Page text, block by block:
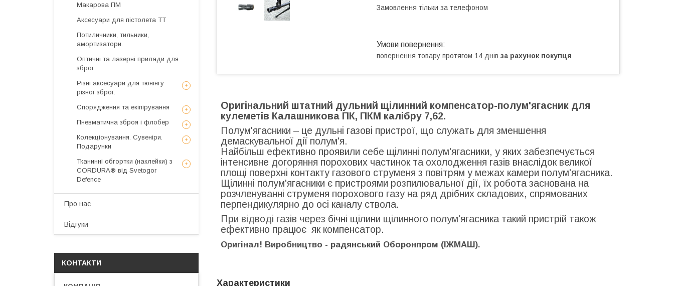
Замовлення тільки за телефоном
повернення товару протягом 14 днів за рахунок покупця
Оригінальний штатний дульний щілинний компенсатор-полум'ягасник для
кулеметів Калашникова ПК, ПКМ калібру 7,62.
Полум'ягасники – це дульні газові пристрої, що служать для зменшення
демаскувальної дії полум'я.
Найбільш ефективно проявили себе щілинні полум'ягасники, у яких забезпечується
інтенсивне догоряння порохових частинок та охолодження газів внаслідок великої
площі поверхні контакту газового струменя з повітрям у межах камери полум'ягасника.
Щілинні полум'ягасники є пристроями розпилювальної дії, їх робота заснована на
розчленуванні струменя порохового газу на ряд дрібних складових, спрямованих
перпендикулярно до осі каналу ствола.
При відводі газів через бічні щілини щілинного полум'ягасника такий пристрій також
ефективно працює як компенсатор.
Оригінал! Виробництво - радянський Оборонпром (ІЖМАШ).
Характеристики
Макарова ПМ
Аксесуари для пістолета ТТ
Потиличники, тильники,
амортизатори.
Оптичні та лазерні прилади для
зброї
Різні аксесуари для тюнінгу
різної зброї.
Спорядження та екіпірування
Пневматична зброя і флобер
Колекціонування. Сувеніри.
Подарунки
Тканинні обгортки (наклейки) з
CORDURA® від Svetogor
Defence
Про нас
Відгуки
КОНТАКТИ